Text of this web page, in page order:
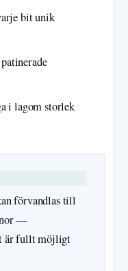
bit unik
i lagom storlek
förvandlas till
—
är fullt möjligt